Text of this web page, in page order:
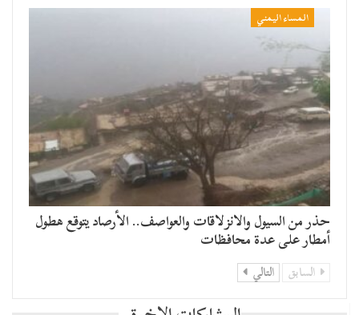
المساء اليمني
حذر من السيول والانزلاقات والعواصف.. الأرصاد يتوقع هطول
أمطار على عدة محافظات
السابق التالي